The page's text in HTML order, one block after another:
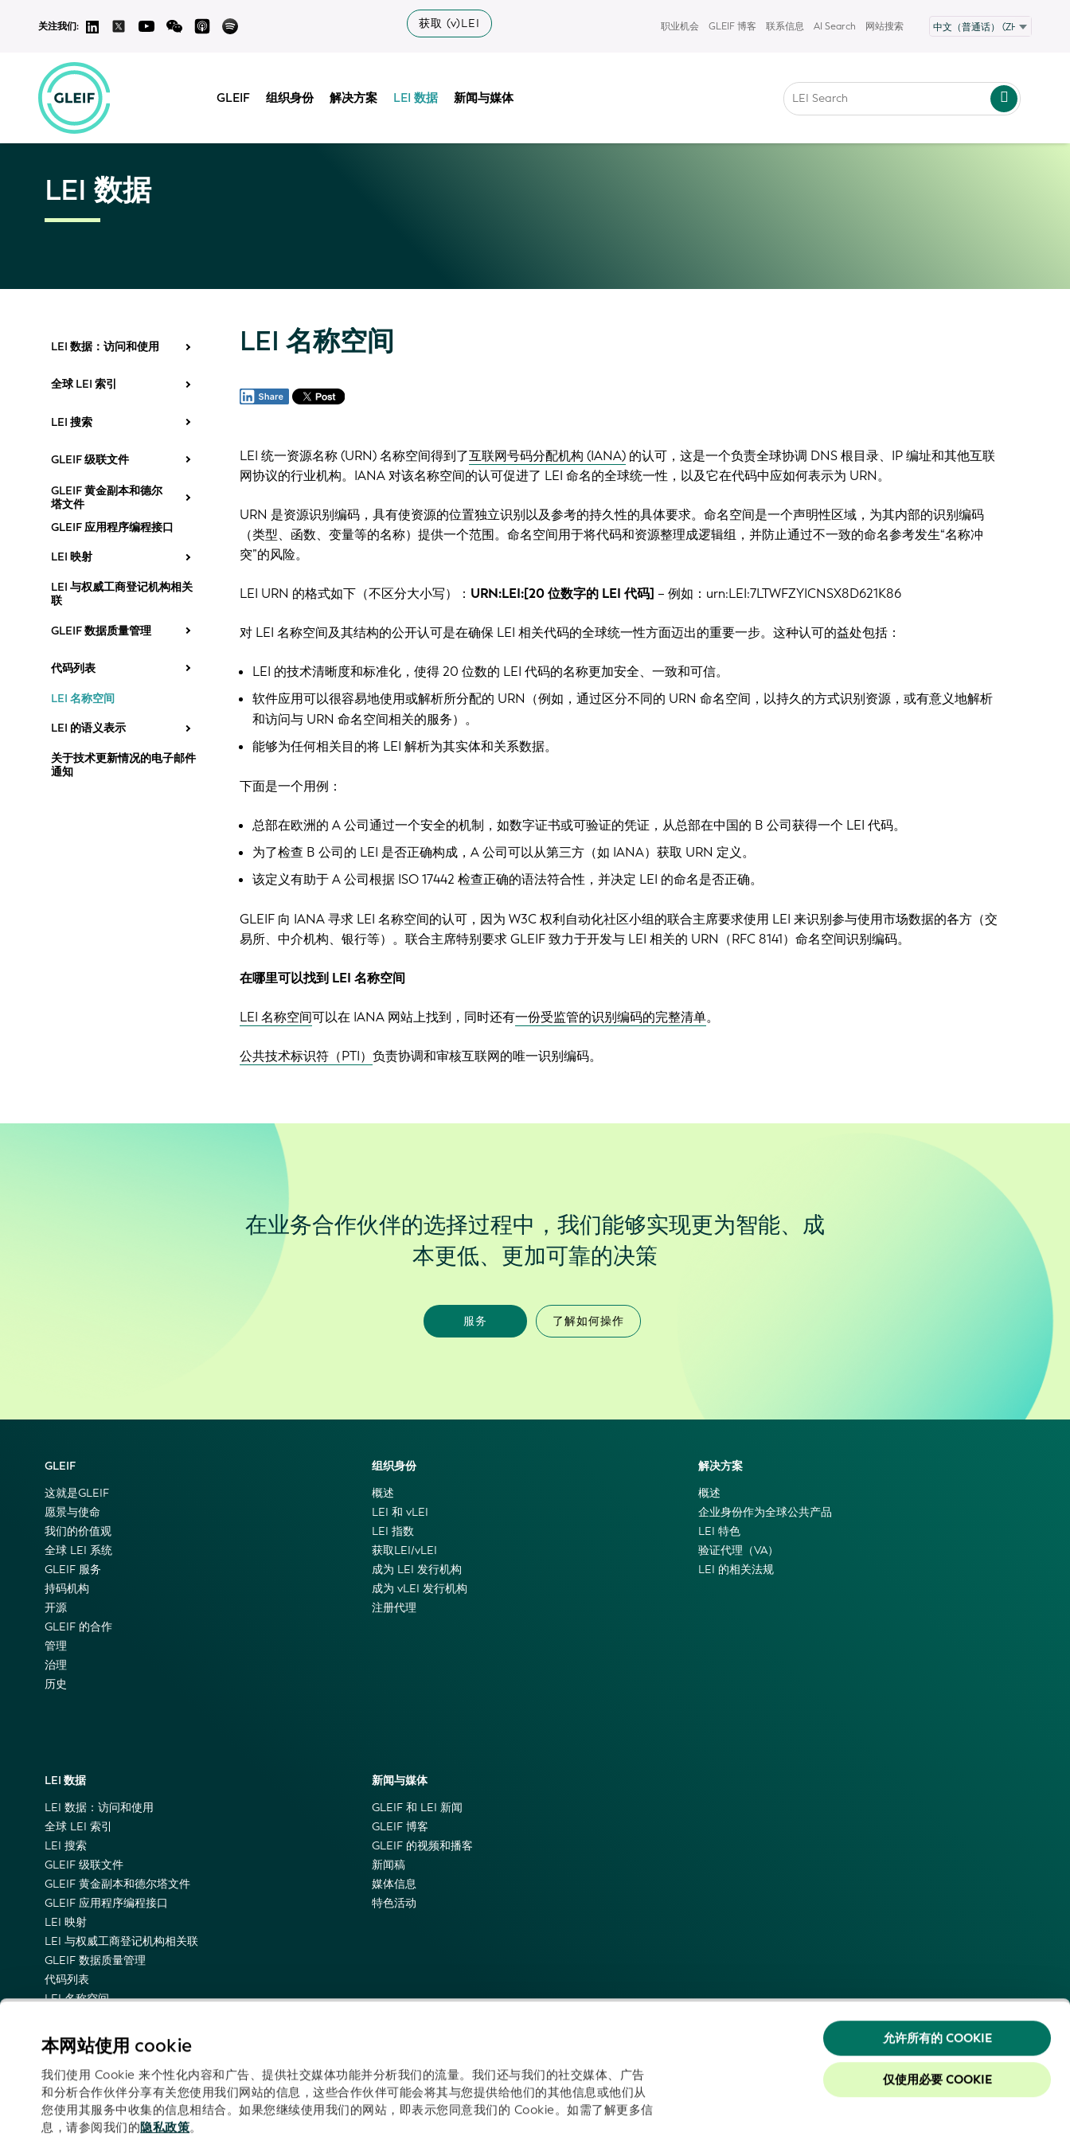
本网站使用 cookie
我们使用 Cookie 来个性化内容和广告、提供社交媒体功能并分析我们的流量。我们还与我们的社交媒体、广告
和分析合作伙伴分享有关您使用我们网站的信息，这些合作伙伴可能会将其与您提供给他们的其他信息或他们从
您使用其服务中收集的信息相结合。如果您继续使用我们的网站，即表示您同意我们的 Cookie。如需了解更多信
息，请参阅我们的隐私政策。
允许所有的 COOKIE
仅使用必要 COOKIE
关注我们: 获取 (v)LEI 职业机会 GLEIF 博客 联系信息 AI Search 网站搜索
GLEIF 组织身份 解决方案 LEI 数据 新闻与媒体
LEI 数据
LEI 数据：访问和使用
全球 LEI 索引
LEI 搜索
GLEIF 级联文件
GLEIF 黄金副本和德尔
塔文件
GLEIF 应用程序编程接口
LEI 映射
LEI 与权威工商登记机构相关
联
GLEIF 数据质量管理
代码列表
LEI 名称空间
LEI 的语义表示
关于技术更新情况的电子邮件
通知
LEI 名称空间
LEI 统一资源名称 (URN) 名称空间得到了互联网号码分配机构 (IANA) 的认可，这是一个负责全球协调 DNS 根目录、IP 编址和其他互联
网协议的行业机构。IANA 对该名称空间的认可促进了 LEI 命名的全球统一性，以及它在代码中应如何表示为 URN。
URN 是资源识别编码，具有使资源的位置独立识别以及参考的持久性的具体要求。命名空间是一个声明性区域，为其内部的识别编码
（类型、函数、变量等的名称）提供一个范围。命名空间用于将代码和资源整理成逻辑组，并防止通过不一致的命名参考发生“名称冲
突”的风险。
LEI URN 的格式如下（不区分大小写）： URN:LEI:[20 位数字的 LEI 代码] – 例如：urn:LEI:7LTWFZYICNSX8D621K86
对 LEI 名称空间及其结构的公开认可是在确保 LEI 相关代码的全球统一性方面迈出的重要一步。这种认可的益处包括：
LEI 的技术清晰度和标准化，使得 20 位数的 LEI 代码的名称更加安全、一致和可信。
软件应用可以很容易地使用或解析所分配的 URN（例如，通过区分不同的 URN 命名空间，以持久的方式识别资源，或有意义地解析
和访问与 URN 命名空间相关的服务）。
能够为任何相关目的将 LEI 解析为其实体和关系数据。
下面是一个用例：
总部在欧洲的 A 公司通过一个安全的机制，如数字证书或可验证的凭证，从总部在中国的 B 公司获得一个 LEI 代码。
为了检查 B 公司的 LEI 是否正确构成，A 公司可以从第三方（如 IANA）获取 URN 定义。
该定义有助于 A 公司根据 ISO 17442 检查正确的语法符合性，并决定 LEI 的命名是否正确。
GLEIF 向 IANA 寻求 LEI 名称空间的认可，因为 W3C 权利自动化社区小组的联合主席要求使用 LEI 来识别参与使用市场数据的各方（交
易所、中介机构、银行等）。联合主席特别要求 GLEIF 致力于开发与 LEI 相关的 URN（RFC 8141）命名空间识别编码。
在哪里可以找到 LEI 名称空间
LEI 名称空间可以在 IANA 网站上找到，同时还有一份受监管的识别编码的完整清单。
公共技术标识符（PTI）负责协调和审核互联网的唯一识别编码。
在业务合作伙伴的选择过程中，我们能够实现更为智能、成
本更低、更加可靠的决策
服务 了解如何操作
GLEIF
这就是GLEIF
愿景与使命
我们的价值观
全球 LEI 系统
GLEIF 服务
持码机构
开源
GLEIF 的合作
管理
治理
历史
组织身份
概述
LEI 和 vLEI
LEI 指数
获取LEI/vLEI
成为 LEI 发行机构
成为 vLEI 发行机构
注册代理
解决方案
概述
企业身份作为全球公共产品
LEI 特色
验证代理（VA）
LEI 的相关法规
LEI 数据
LEI 数据：访问和使用
全球 LEI 索引
LEI 搜索
GLEIF 级联文件
GLEIF 黄金副本和德尔塔文件
GLEIF 应用程序编程接口
LEI 映射
LEI 与权威工商登记机构相关联
GLEIF 数据质量管理
代码列表
LEI 名称空间
关于技术更新情况的电子邮件通知
新闻与媒体
GLEIF 和 LEI 新闻
GLEIF 博客
GLEIF 的视频和播客
新闻稿
媒体信息
特色活动
关注我们: